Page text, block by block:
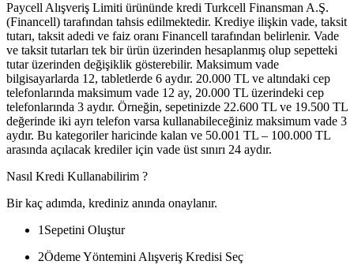
Paycell Alışveriş Limiti ürününde kredi Turkcell Finansman A.Ş.
(Financell) tarafından tahsis edilmektedir. Krediye ilişkin vade, taksit
tutarı, taksit adedi ve faiz oranı Financell tarafından belirlenir. Vade
ve taksit tutarları tek bir ürün üzerinden hesaplanmış olup sepetteki
tutar üzerinden değişiklik gösterebilir. Maksimum vade
bilgisayarlarda 12, tabletlerde 6 aydır. 20.000 TL ve altındaki cep
telefonlarında maksimum vade 12 ay, 20.000 TL üzerindeki cep
telefonlarında 3 aydır. Örneğin, sepetinizde 22.600 TL ve 19.500 TL
değerinde iki ayrı telefon varsa kullanabileceğiniz maksimum vade 3
aydır. Bu kategoriler haricinde kalan ve 50.001 TL – 100.000 TL
arasında açılacak krediler için vade üst sınırı 24 aydır.
Nasıl Kredi Kullanabilirim ?
Bir kaç adımda, krediniz anında onaylanır.
1 Sepetini Oluştur
2Ödeme Yöntemini Alışveriş Kredisi Seç